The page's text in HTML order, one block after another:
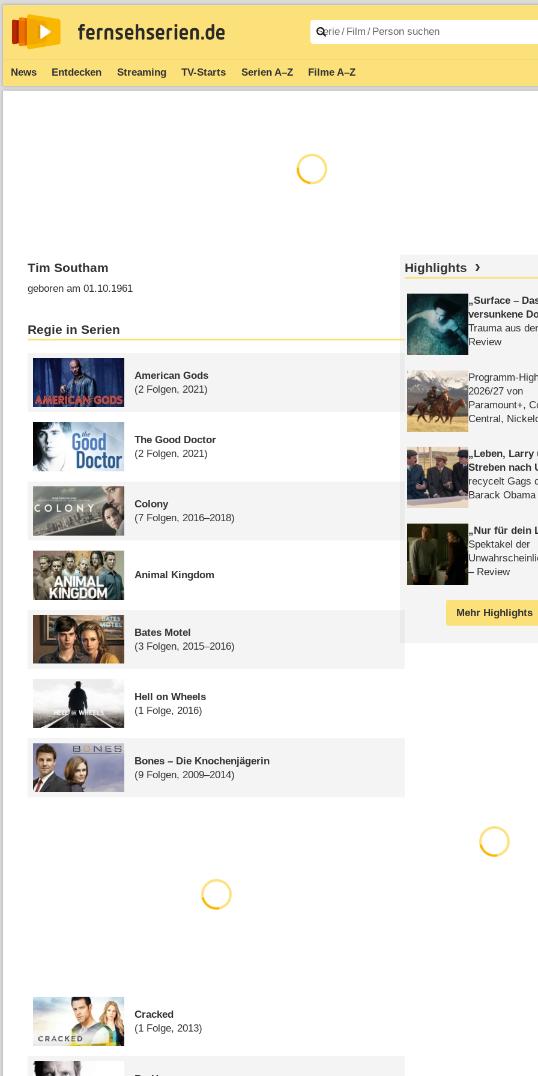
News Entdecken Streaming TV-Starts Serien A–Z Filme A–Z
Tim Southam
geboren am 01.10.1961
Regie in Serien
American Gods
(2 Folgen, 2021)
The Good Doctor
(2 Folgen, 2021)
Colony
(7 Folgen, 2016–2018)
Animal Kingdom
Bates Motel
(3 Folgen, 2015–2016)
Hell on Wheels
(1 Folge, 2016)
Bones – Die Knochenjägerin
(9 Folgen, 2009–2014)
Cracked
(1 Folge, 2013)
Highlights
Surface –
versunkene
Trauma aus
Review
Programm-
2026/​27 von
Paramount+,
Central,
Leben, Larry
Streben nach
recycelt Gags
Barack
Nur für dein
Spektakel der
– Review
Mehr Highlights